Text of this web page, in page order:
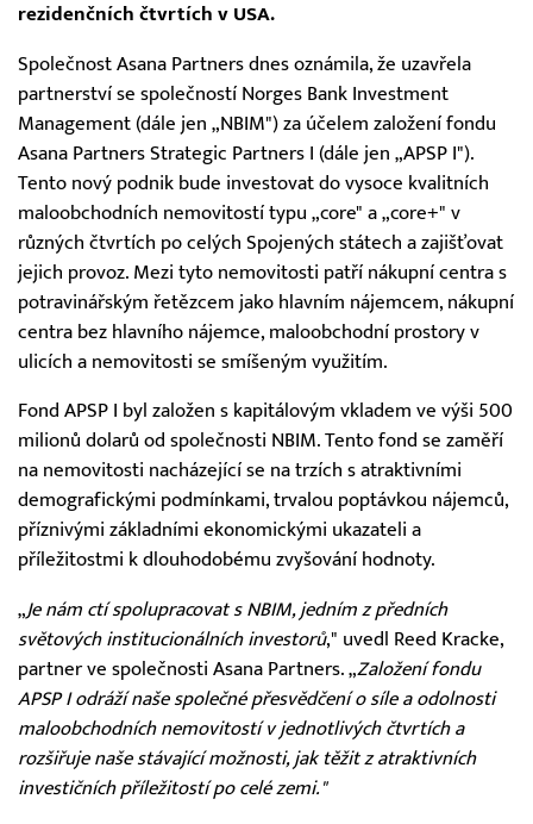
rezidenčních čtvrtích v USA.
Společnost Asana Partners dnes oznámila, že uzavřela
partnerství se společností Norges Bank Investment
Management (dále jen „NBIM") za účelem založení fondu
Asana Partners Strategic Partners I (dále jen „APSP I").
Tento nový podnik bude investovat do vysoce kvalitních
maloobchodních nemovitostí typu „core" a „core+" v
různých čtvrtích po celých Spojených státech a zajišťovat
jejich provoz. Mezi tyto nemovitosti patří nákupní centra s
potravinářským řetězcem jako hlavním nájemcem, nákupní
centra bez hlavního nájemce, maloobchodní prostory v
ulicích a nemovitosti se smíšeným využitím.
Fond APSP I byl založen s kapitálovým vkladem ve výši 500
milionů dolarů od společnosti NBIM. Tento fond se zaměří
na nemovitosti nacházející se na trzích s atraktivními
demografickými podmínkami, trvalou poptávkou nájemců,
příznivými základními ekonomickými ukazateli a
příležitostmi k dlouhodobému zvyšování hodnoty.
„Je nám ctí spolupracovat s NBIM, jedním z předních
světových institucionálních investorů," uvedl Reed Kracke,
partner ve společnosti Asana Partners. „Založení fondu
APSP I odráží naše společné přesvědčení o síle a odolnosti
maloobchodních nemovitostí v jednotlivých čtvrtích a
rozšiřuje naše stávající možnosti, jak těžit z atraktivních
investičních příležitostí po celé zemi."